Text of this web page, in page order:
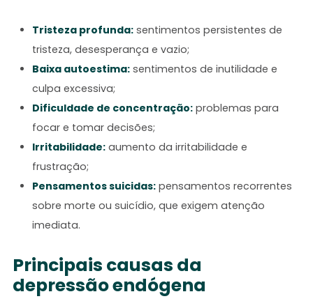
Tristeza profunda: sentimentos persistentes de
tristeza, desesperança e vazio;
Baixa autoestima: sentimentos de inutilidade e
culpa excessiva;
Dificuldade de concentração: problemas para
focar e tomar decisões;
Irritabilidade: aumento da irritabilidade e
frustração;
Pensamentos suicidas: pensamentos recorrentes
sobre morte ou suicídio, que exigem atenção
imediata.
Principais causas da
depressão endógena